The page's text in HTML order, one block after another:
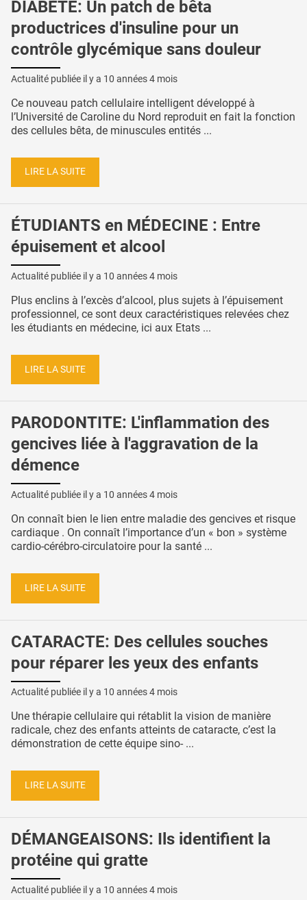
DIABÈTE: Un patch de bêta
productrices d'insuline pour un
contrôle glycémique sans douleur
Actualité publiée il y a 10 années 4 mois
Ce nouveau patch cellulaire intelligent développé à
l’Université de Caroline du Nord reproduit en fait la fonction
des cellules bêta, de minuscules entités ...
LIRE LA SUITE
ÉTUDIANTS en MÉDECINE : Entre
épuisement et alcool
Actualité publiée il y a 10 années 4 mois
Plus enclins à l’excès d’alcool, plus sujets à l’épuisement
professionnel, ce sont deux caractéristiques relevées chez
les étudiants en médecine, ici aux Etats ...
LIRE LA SUITE
PARODONTITE: L'inflammation des
gencives liée à l'aggravation de la
démence
Actualité publiée il y a 10 années 4 mois
On connaît bien le lien entre maladie des gencives et risque
cardiaque . On connaît l’importance d’un « bon » système
cardio-cérébro-circulatoire pour la santé ...
LIRE LA SUITE
CATARACTE: Des cellules souches
pour réparer les yeux des enfants
Actualité publiée il y a 10 années 4 mois
Une thérapie cellulaire qui rétablit la vision de manière
radicale, chez des enfants atteints de cataracte, c’est la
démonstration de cette équipe sino- ...
LIRE LA SUITE
DÉMANGEAISONS: Ils identifient la
protéine qui gratte
Actualité publiée il y a 10 années 4 mois